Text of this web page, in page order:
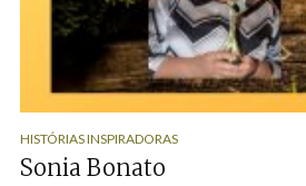
HISTÓRIAS INSPIRADORAS
Sonia Bonato